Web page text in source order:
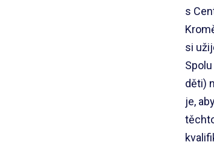
s
si
děti)
je,